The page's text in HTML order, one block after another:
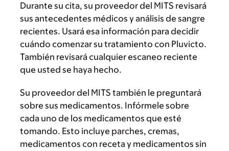
Durante su cita, su proveedor del MITS revisará
sus antecedentes médicos y análisis de sangre
recientes. Usará esa información para decidir
cuándo comenzar su tratamiento con Pluvicto.
También revisará cualquier escaneo reciente
que usted se haya hecho.
Su proveedor del MITS también le preguntará
sobre sus medicamentos. Infórmele sobre
cada uno de los medicamentos que esté
tomando. Esto incluye parches, cremas,
medicamentos con receta y medicamentos sin